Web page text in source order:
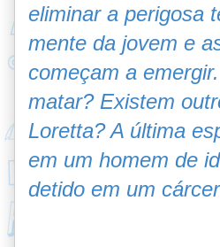
eliminar a perigosa
mente da jovem e
começam a
matar? Existem
Loretta? A última
em um homem de
detido em um